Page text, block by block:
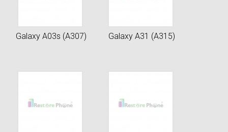
Galaxy A03s (A307) Galaxy A31 (A315)